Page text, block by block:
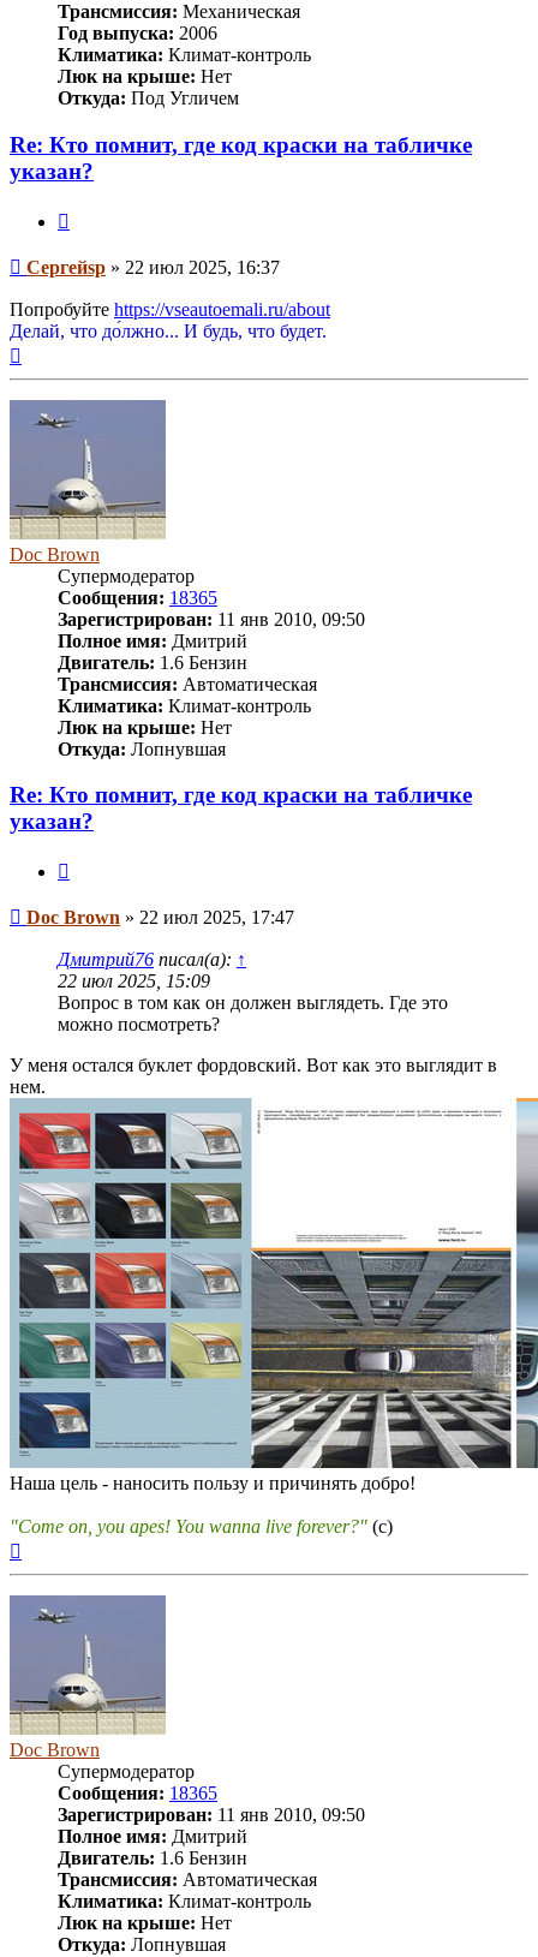
Трансмиссия: Механическая
Год выпуска: 2006
Климатика: Климат-контроль
Люк на крыше: Нет
Откуда: Под Угличем
Re: Кто помнит, где код краски на табличке
указан?
Сообщение
Сергейsp » 22 июл 2025, 16:37
Попробуйте https://vseautoemali.ru/about
Делай, что до́лжно... И будь, что будет.
Doc Brown
Супермодератор
Сообщения: 18365
Зарегистрирован: 11 янв 2010, 09:50
Полное имя: Дмитрий
Двигатель: 1.6 Бензин
Трансмиссия: Автоматическая
Климатика: Климат-контроль
Люк на крыше: Нет
Откуда: Лопнувшая
Re: Кто помнит, где код краски на табличке
указан?
Сообщение
Doc Brown » 22 июл 2025, 17:47
Дмитрий76 писал(а): ↑
22 июл 2025, 15:09
Вопрос в том как он должен выглядеть. Где это
можно посмотреть?
У меня остался буклет фордовский. Вот как это выглядит в
нем.
Наша цель - наносить пользу и причинять добро!
"Come on, you apes! You wanna live forever?" (c)
Doc Brown
Супермодератор
Сообщения: 18365
Зарегистрирован: 11 янв 2010, 09:50
Полное имя: Дмитрий
Двигатель: 1.6 Бензин
Трансмиссия: Автоматическая
Климатика: Климат-контроль
Люк на крыше: Нет
Откуда: Лопнувшая